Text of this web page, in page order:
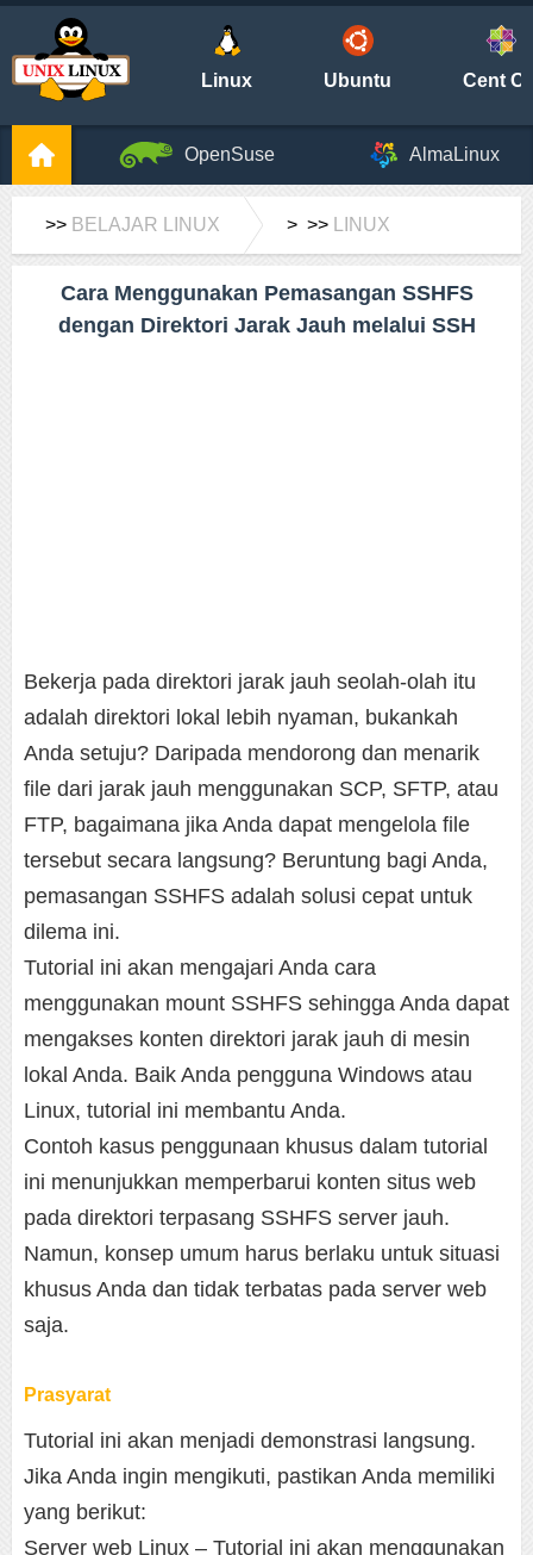
Linux Ubuntu Cent
OpenSuse AlmaLinux
>> BELAJAR LINUX > >> LINUX
Cara Menggunakan Pemasangan SSHFS
dengan Direktori Jarak Jauh melalui SSH
Bekerja pada direktori jarak jauh seolah-olah itu
adalah direktori lokal lebih nyaman, bukankah
Anda setuju? Daripada mendorong dan menarik
file dari jarak jauh menggunakan SCP, SFTP, atau
FTP, bagaimana jika Anda dapat mengelola file
tersebut secara langsung? Beruntung bagi Anda,
pemasangan SSHFS adalah solusi cepat untuk
dilema ini.
Tutorial ini akan mengajari Anda cara
menggunakan mount SSHFS sehingga Anda dapat
mengakses konten direktori jarak jauh di mesin
lokal Anda. Baik Anda pengguna Windows atau
Linux, tutorial ini membantu Anda.
Contoh kasus penggunaan khusus dalam tutorial
ini menunjukkan memperbarui konten situs web
pada direktori terpasang SSHFS server jauh.
Namun, konsep umum harus berlaku untuk situasi
khusus Anda dan tidak terbatas pada server web
saja.
Prasyarat
Tutorial ini akan menjadi demonstrasi langsung.
Jika Anda ingin mengikuti, pastikan Anda memiliki
yang berikut:
Server web Linux – Tutorial ini akan menggunakan